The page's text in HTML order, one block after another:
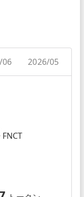
06 2026/05
FNCT